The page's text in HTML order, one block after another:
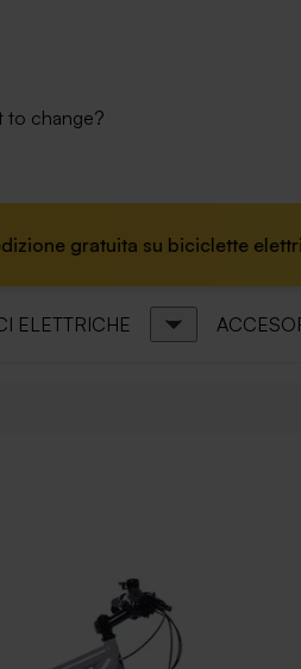
to change?
biciclette elettriche
ELETTRICHE